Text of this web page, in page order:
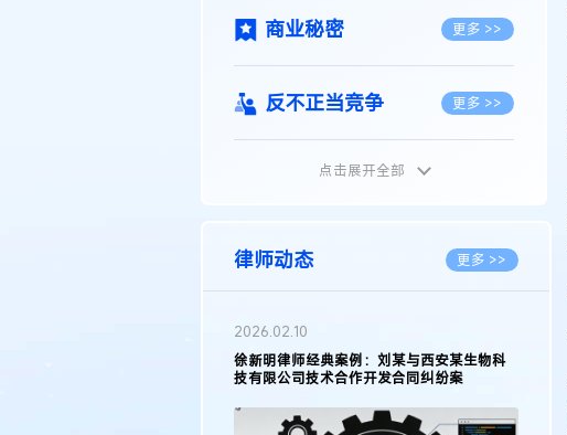
商业秘密 更多 >>
反不正当竞争 更多 >>
植物新品种
地理标志 更多 >>
集成电路布图设计
点击展开全部
律师动态 更多 >>
2026.02.10
徐新明律师经典案例：刘某与西安某生物科
技有限公司技术合作开发合同纠纷案